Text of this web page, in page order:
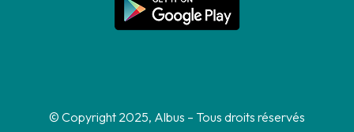
© Copyright 2025, Albus – Tous droits réservés